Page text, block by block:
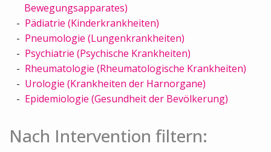
Bewegungsapparates)
Pädiatrie (Kinderkrankheiten)
Pneumologie (Lungenkrankheiten)
Psychiatrie (Psychische Krankheiten)
Rheumatologie (Rheumatologische Krankheiten)
Urologie (Krankheiten der Harnorgane)
Epidemiologie (Gesundheit der Bevölkerung)
Nach Intervention filtern: